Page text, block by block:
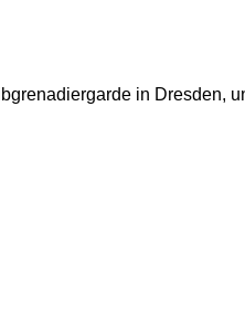
in Dresden,